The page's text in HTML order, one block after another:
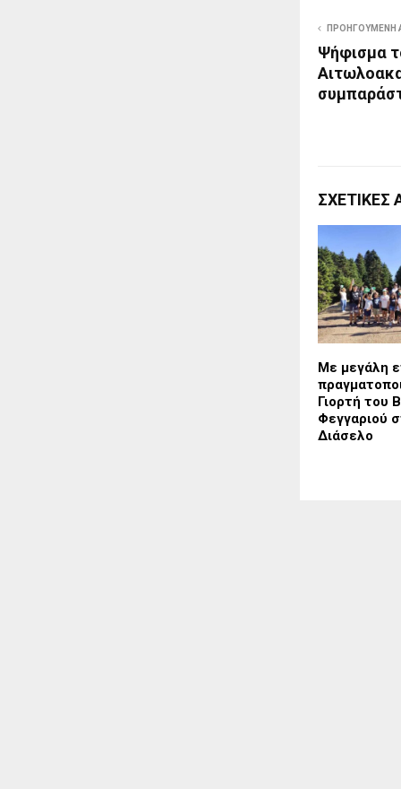
ΠΡΟΗΓΟΎΜΕΝΗ
Ψήφισμα
ΣΧΕΤΙΚΈΣ
Με μεγάλη
Γιορτή του
Φεγγαριού
Διάσελο